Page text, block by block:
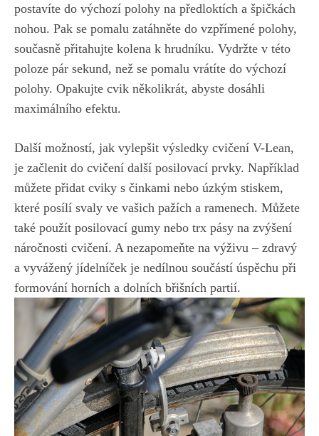
postavíte do výchozí‍ polohy na⁤ předloktích a ⁢špičkách​
nohou. Pak se ⁢pomalu zatáhněte‌ do⁢ vzpřímené polohy, ​
současně přitahujte kolena k ​hrudníku. Vydržte‌ v této
poloze pár sekund,​ než se pomalu vrátíte do výchozí
polohy. Opakujte ⁤cvik několikrát, abyste dosáhli
maximálního efektu.
Další možností, jak vylepšit výsledky cvičení ⁣V-Lean,
je začlenit do cvičení další⁤ posilovací prvky. Například
můžete přidat cviky s činkami nebo ⁤úzkým stiskem,⁣
které posílí svaly ve ⁢vašich pažích a ramenech.⁣ Můžete
také použít posilovací gumy nebo trx pásy na zvýšení
náročnosti cvičení. ⁢A nezapomeňte⁤ na výživu – zdravý
a vyvážený ​jídelníček je nedílnou součástí úspěchu ​při
formování horních a ​dolních břišních partií.